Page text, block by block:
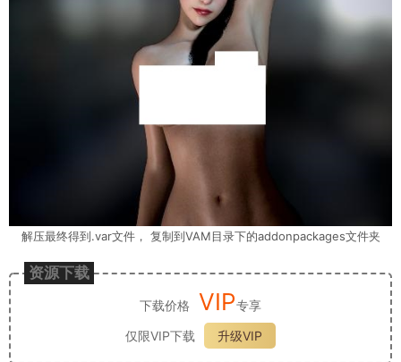
解压最终得到.var文件， 复制到VAM目录下的addonpackages文件夹
资源下载
下载价格 VIP专享
仅限VIP下载
升级VIP